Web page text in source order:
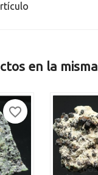
en la misma
favorite_border